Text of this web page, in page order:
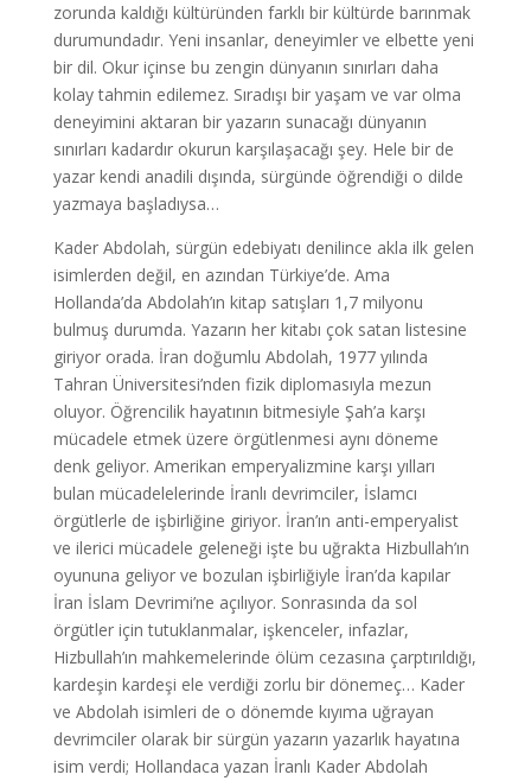
zorunda kaldığı kültüründen farklı bir kültürde barınmak
durumundadır. Yeni insanlar, deneyimler ve elbette yeni
bir dil. Okur içinse bu zengin dünyanın sınırları daha
kolay tahmin edilemez. Sıradışı bir yaşam ve var olma
deneyimini aktaran bir yazarın sunacağı dünyanın
sınırları kadardır okurun karşılaşacağı şey. Hele bir de
yazar kendi anadili dışında, sürgünde öğrendiği o dilde
yazmaya başladıysa…
Kader Abdolah, sürgün edebiyatı denilince akla ilk gelen
isimlerden değil, en azından Türkiye’de. Ama
Hollanda’da Abdolah’ın kitap satışları 1,7 milyonu
bulmuş durumda. Yazarın her kitabı çok satan listesine
giriyor orada. İran doğumlu Abdolah, 1977 yılında
Tahran Üniversitesi’nden fizik diplomasıyla mezun
oluyor. Öğrencilik hayatının bitmesiyle Şah’a karşı
mücadele etmek üzere örgütlenmesi aynı döneme
denk geliyor. Amerikan emperyalizmine karşı yılları
bulan mücadelelerinde İranlı devrimciler, İslamcı
örgütlerle de işbirliğine giriyor. İran’ın anti-emperyalist
ve ilerici mücadele geleneği işte bu uğrakta Hizbullah’ın
oyununa geliyor ve bozulan işbirliğiyle İran’da kapılar
İran İslam Devrimi’ne açılıyor. Sonrasında da sol
örgütler için tutuklanmalar, işkenceler, infazlar,
Hizbullah’ın mahkemelerinde ölüm cezasına çarptırıldığı,
kardeşin kardeşi ele verdiği zorlu bir dönemeç… Kader
ve Abdolah isimleri de o dönemde kıyıma uğrayan
devrimciler olarak bir sürgün yazarın yazarlık hayatına
isim verdi; Hollandaca yazan İranlı Kader Abdolah